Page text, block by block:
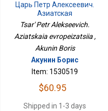
Царь Петр Алексеевич.
Азиатская
Европеизация. ИСТОРИЯ
ГОСУДАРСТВА Том V
Tsar' Petr Alekseevich.
Aziatskaia evropeizatsiia ,
Akunin Boris
Акунин Борис
Item: 1530519
$60.95
Shipped in 1-3 days